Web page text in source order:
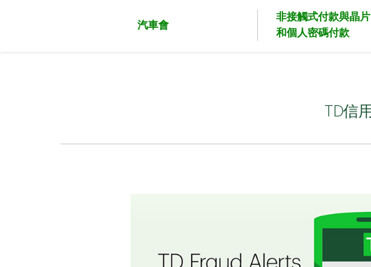
汽車會
非接觸式付款與晶片
和個人密碼付款
TD信